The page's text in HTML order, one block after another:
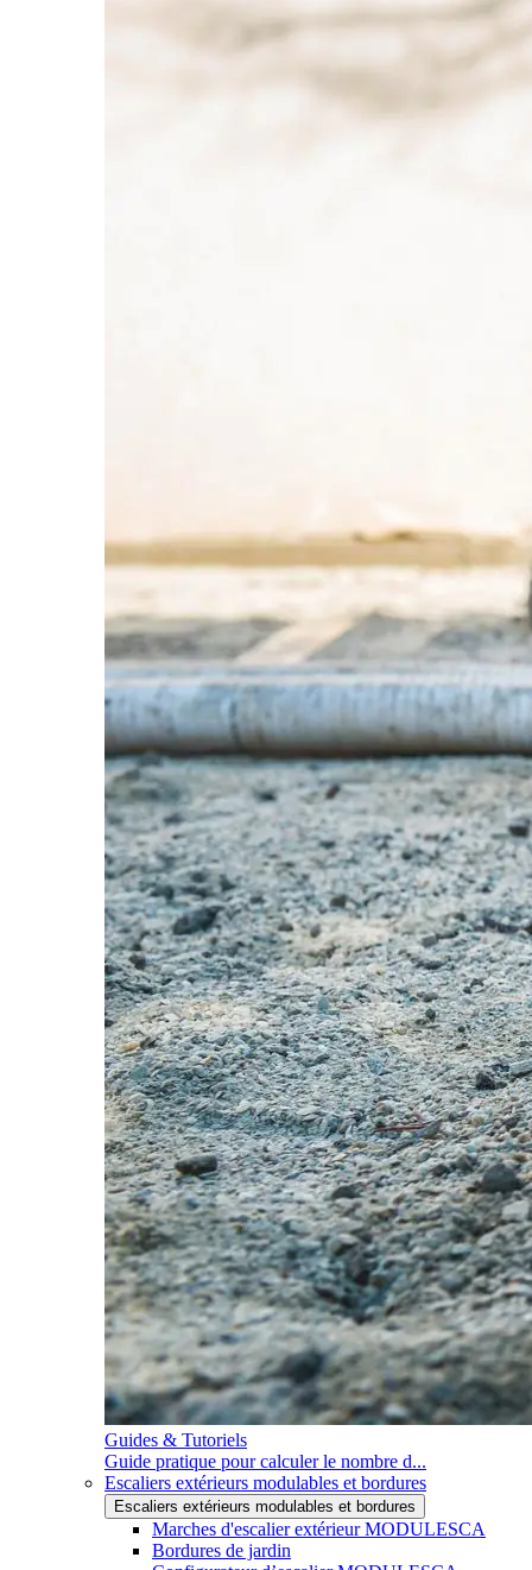
Guides & Tutoriels
Guide pratique pour calculer le nombre d...
Escaliers extérieurs modulables et bordures
Escaliers extérieurs modulables et bordures
Marches d'escalier extérieur MODULESCA
Bordures de jardin